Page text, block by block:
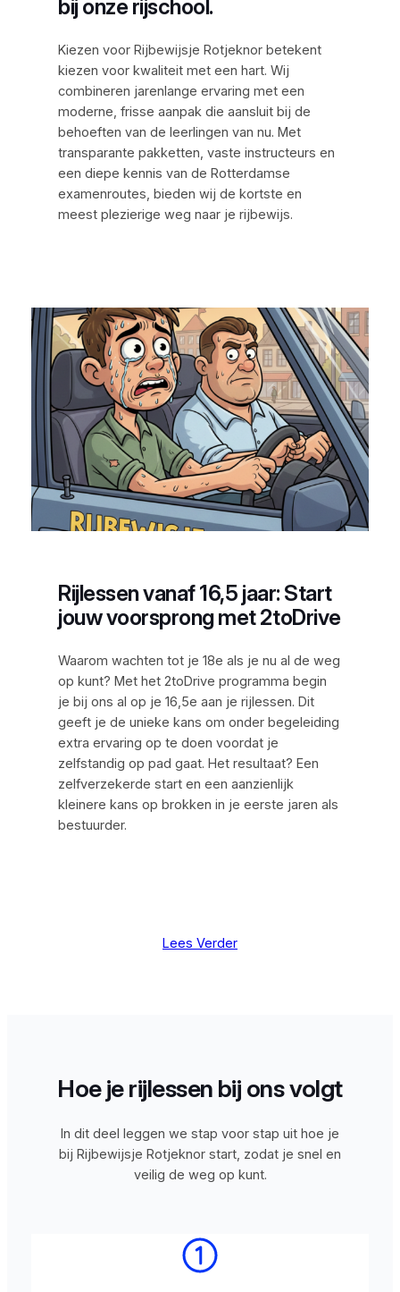
bij onze rijschool.
Kiezen voor Rijbewijsje Rotjeknor betekent
kiezen voor kwaliteit met een hart. Wij
combineren jarenlange ervaring met een
moderne, frisse aanpak die aansluit bij de
behoeften van de leerlingen van nu. Met
transparante pakketten, vaste instructeurs en
een diepe kennis van de Rotterdamse
examenroutes, bieden wij de kortste en
meest plezierige weg naar je rijbewijs.
Rijlessen vanaf 16,5 jaar: Start
jouw voorsprong met 2toDrive
Waarom wachten tot je 18e als je nu al de weg
op kunt? Met het 2toDrive programma begin
je bij ons al op je 16,5e aan je rijlessen. Dit
geeft je de unieke kans om onder begeleiding
extra ervaring op te doen voordat je
zelfstandig op pad gaat. Het resultaat? Een
zelfverzekerde start en een aanzienlijk
kleinere kans op brokken in je eerste jaren als
bestuurder.
Lees Verder
Hoe je rijlessen bij ons volgt
In dit deel leggen we stap voor stap uit hoe je
bij Rijbewijsje Rotjeknor start, zodat je snel en
veilig de weg op kunt.